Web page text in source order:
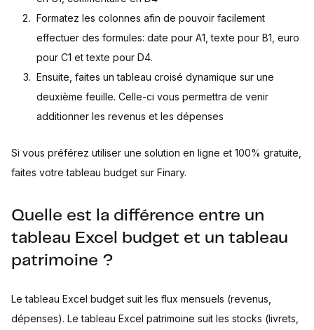
Formatez les colonnes afin de pouvoir facilement
effectuer des formules: date pour A1, texte pour B1, euro
pour C1 et texte pour D4.
Ensuite, faites un tableau croisé dynamique sur une
deuxième feuille. Celle-ci vous permettra de venir
additionner les revenus et les dépenses
Si vous préférez utiliser une solution en ligne et 100% gratuite,
faites votre tableau budget sur Finary.
Quelle est la différence entre un
tableau Excel budget et un tableau
patrimoine ?
Le tableau Excel budget suit les flux mensuels (revenus,
dépenses). Le tableau Excel patrimoine suit les stocks (livrets,